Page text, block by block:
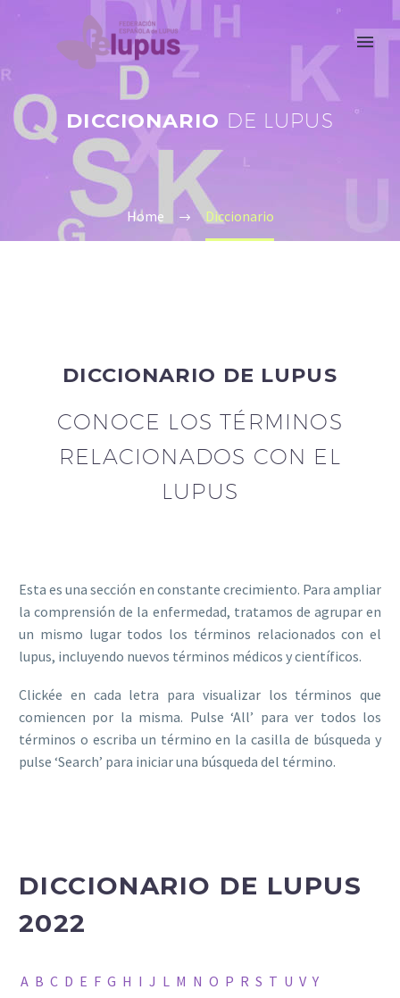
DICCIONARIO DE LUPUS
Home Diccionario
DICCIONARIO DE LUPUS
CONOCE LOS TÉRMINOS
RELACIONADOS CON EL
LUPUS
Esta es una sección en constante crecimiento. Para ampliar
la comprensión de la enfermedad, tratamos de agrupar en
un mismo lugar todos los términos relacionados con el
lupus, incluyendo nuevos términos médicos y científicos.
Clickée en cada letra para visualizar los términos que
comiencen por la misma. Pulse ‘All’ para ver todos los
términos o escriba un término en la casilla de búsqueda y
pulse ‘Search’ para iniciar una búsqueda del término.
DICCIONARIO DE LUPUS
2022
A B C D E F G H I J L M N O P R S T U V Y